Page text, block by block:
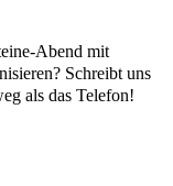
Abend mit
Schreibt uns
als das Telefon!